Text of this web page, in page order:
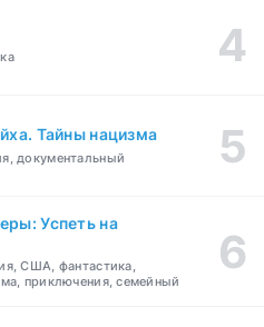
Тайны нацизма
документальный
Успеть на
США, фантастика,
приключения, семейный